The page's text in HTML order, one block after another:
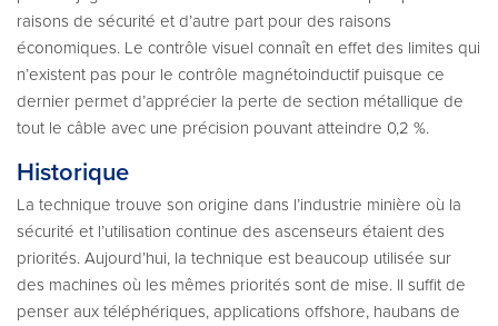
raisons de sécurité et d’autre part pour des raisons
économiques. Le contrôle visuel connaît en effet des limites qui
n’existent pas pour le contrôle magnéto­inductif puisque ce
dernier permet d’apprécier la perte de section métallique de
tout le câble avec une précision pouvant atteindre 0,2 %.
Historique
La technique trouve son origine dans l’industrie minière où la
sécurité et l’utilisation continue des ascenseurs étaient des
priorités. Aujourd’hui, la technique est beaucoup utilisée sur
des machines où les mêmes priorités sont de mise. Il suffit de
penser aux téléphériques, applications off­shore, haubans de